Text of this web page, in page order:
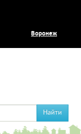
Воронеж
Найти